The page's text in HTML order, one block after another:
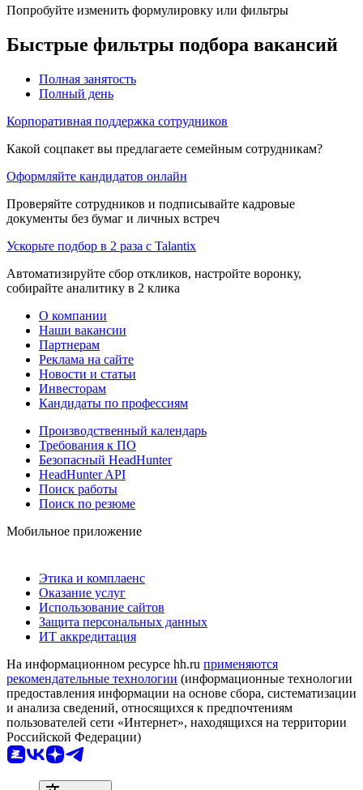
Попробуйте изменить формулировку или фильтры
Быстрые фильтры подбора вакансий
Полная занятость
Полный день
Корпоративная поддержка сотрудников
Какой соцпакет вы предлагаете семейным сотрудникам?
Оформляйте кандидатов онлайн
Проверяйте сотрудников и подписывайте кадровые
документы без бумаг и личных встреч
Ускорьте подбор в 2 раза с Talantix
Автоматизируйте сбор откликов, настройте воронку,
собирайте аналитику в 2 клика
О компании
Наши вакансии
Партнерам
Реклама на сайте
Новости и статьи
Инвесторам
Кандидаты по профессиям
Производственный календарь
Требования к ПО
Безопасный HeadHunter
HeadHunter API
Поиск работы
Поиск по резюме
Мобильное приложение
Этика и комплаенс
Оказание услуг
Использование сайтов
Защита персональных данных
ИТ аккредитация
На информационном ресурсе hh.ru применяются
рекомендательные технологии (информационные технологии
предоставления информации на основе сбора, систематизации
и анализа сведений, относящихся к предпочтениям
пользователей сети «Интернет», находящихся на территории
Российской Федерации)